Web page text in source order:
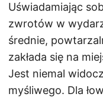
Uświadamiając
zwrotów w
średnie,
zakłada się na
Jest niemal
myśliwego. Dla